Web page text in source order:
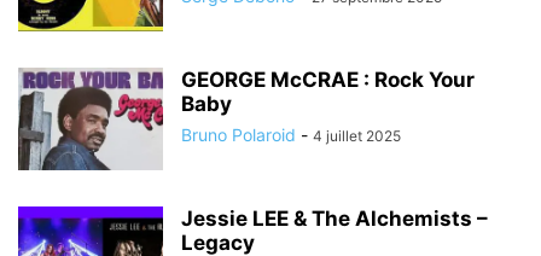
GEORGE McCRAE : Rock Your
Baby
Bruno Polaroid - 4 juillet 2025
Jessie LEE & The Alchemists –
Legacy